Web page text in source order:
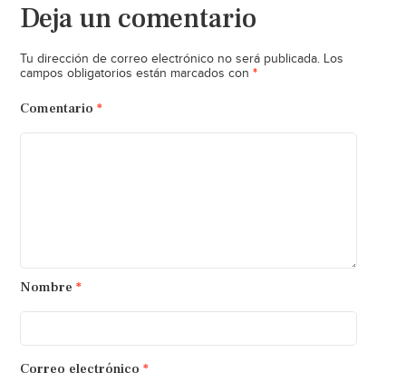
Deja un comentario
Tu dirección de correo electrónico no será publicada. Los
campos obligatorios están marcados con *
Comentario *
Nombre *
Correo electrónico *